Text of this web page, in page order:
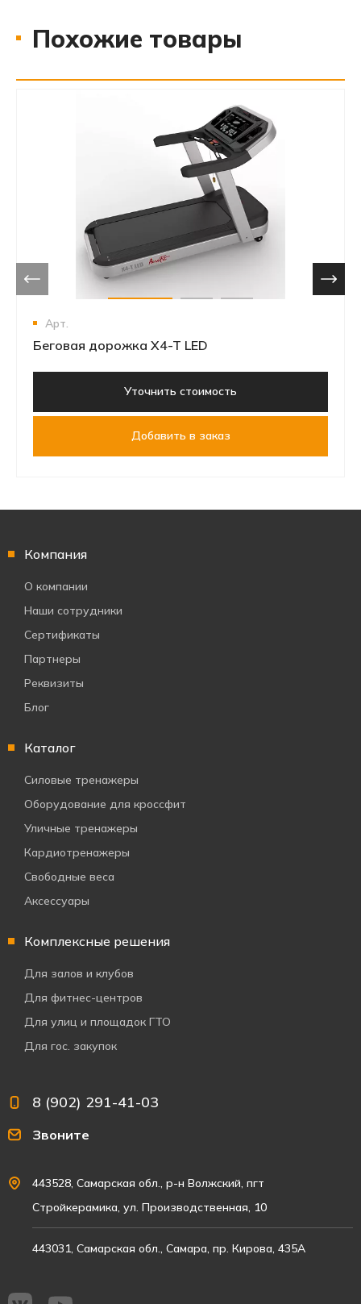
Похожие товары
Арт.
Беговая дорожка X4-T LED
Уточнить стоимость
Добавить в заказ
Компания
О компании
Наши сотрудники
Сертификаты
Партнеры
Реквизиты
Блог
Каталог
Силовые тренажеры
Оборудование для кроссфит
Уличные тренажеры
Кардиотренажеры
Свободные веса
Аксессуары
Комплексные решения
Для залов и клубов
Для фитнес-центров
Для улиц и площадок ГТО
Для гос. закупок
8 (902) 291-41-03
Звоните
443528, Самарская обл., р-н Волжский, пгт
Стройкерамика, ул. Производственная, 10
443031, Самарская обл., Самара, пр. Кирова, 435А